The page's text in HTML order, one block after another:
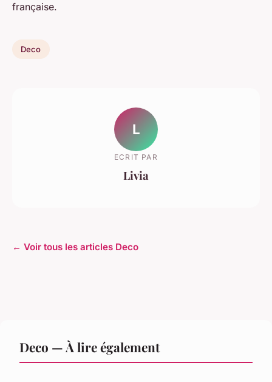
française.
Deco
L
ECRIT PAR
Livia
← Voir tous les articles Deco
Deco — À lire également